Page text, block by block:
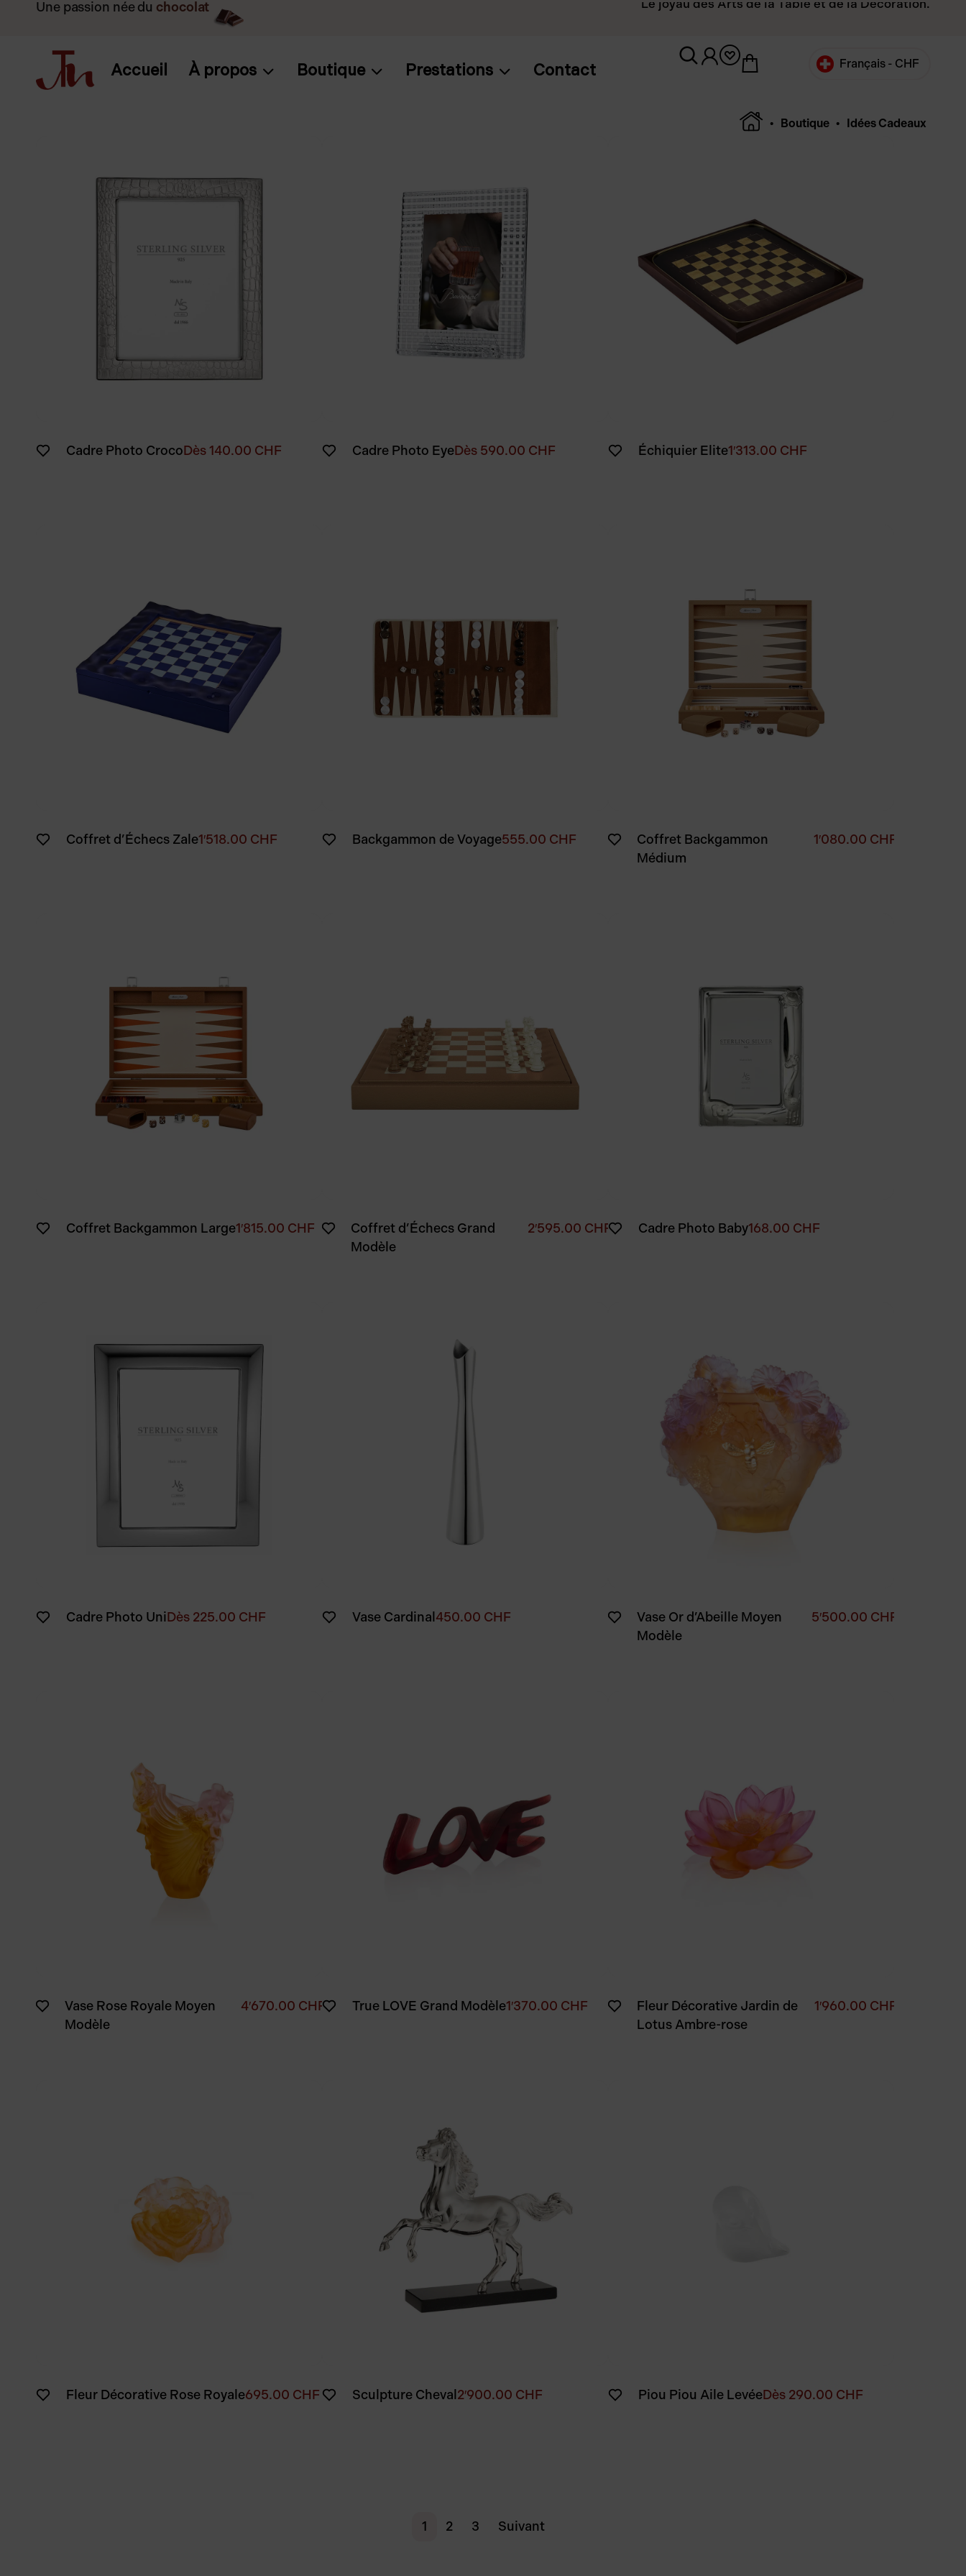
Une passion née du chocolat Le joyau des Arts de la Table et de la Décoration.
Accueil À propos Boutique Prestations Contact Français - CHF
Français -€
• Boutique • Idées Cadeaux
Cadre Photo CrocoDès 140.00 CHF Cadre Photo EyeDès 590.00 CHF Échiquier Elite1′313.00 CHF
Coffret d’Échecs Zale1′518.00 CHF Backgammon de Voyage555.00 CHF
Coffret Backgammon
Médium
1′080.00 CHF
Coffret Backgammon Large1′815.00 CHF
Coffret d’Échecs Grand
Modèle
2′595.00 CHF Cadre Photo Baby168.00 CHF
Cadre Photo UniDès 225.00 CHF Vase Cardinal 450.00 CHF
Vase Or d’Abeille Moyen
Modèle
5′500.00 CHF
Vase Rose Royale Moyen
Modèle
4′670.00 CHF True LOVE Grand Modèle1′370.00 CHF
Fleur Décorative Jardin de
Lotus Ambre-rose
1′960.00 CHF
Fleur Décorative Rose Royale695.00 CHF Sculpture Cheval 2′900.00 CHF Piou Piou Aile LevéeDès 290.00 CHF
1 2 3 Suivant